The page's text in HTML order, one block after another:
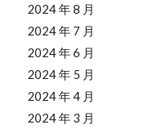
2024 年 8 月
2024 年 7 月
2024 年 6 月
2024 年 5 月
2024 年 4 月
2024 年 3 月